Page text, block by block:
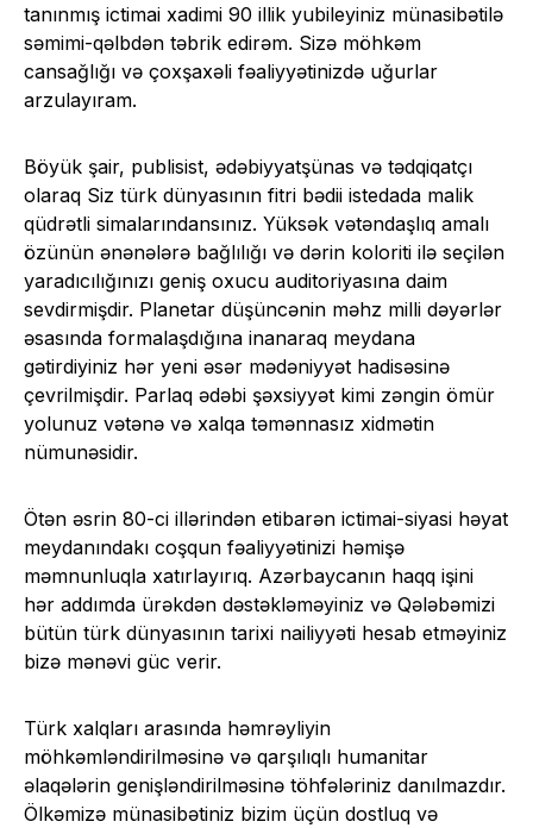
tanınmış ictimai xadimi 90 illik yubileyiniz münasibətilə
səmimi-qəlbdən təbrik edirəm. Sizə möhkəm
cansağlığı və çoxşaxəli fəaliyyətinizdə uğurlar
arzulayıram.
Böyük şair, publisist, ədəbiyyatşünas və tədqiqatçı
olaraq Siz türk dünyasının fitri bədii istedada malik
qüdrətli simalarındansınız. Yüksək vətəndaşlıq amalı
özünün ənənələrə bağlılığı və dərin koloriti ilə seçilən
yaradıcılığınızı geniş oxucu auditoriyasına daim
sevdirmişdir. Planetar düşüncənin məhz milli dəyərlər
əsasında formalaşdığına inanaraq meydana
gətirdiyiniz hər yeni əsər mədəniyyət hadisəsinə
çevrilmişdir. Parlaq ədəbi şəxsiyyət kimi zəngin ömür
yolunuz vətənə və xalqa təmənnasız xidmətin
nümunəsidir.
Ötən əsrin 80-ci illərindən etibarən ictimai-siyasi həyat
meydanındakı coşqun fəaliyyətinizi həmişə
məmnunluqla xatırlayırıq. Azərbaycanın haqq işini
hər addımda ürəkdən dəstəkləməyiniz və Qələbəmizi
bütün türk dünyasının tarixi nailiyyəti hesab etməyiniz
bizə mənəvi güc verir.
Türk xalqları arasında həmrəyliyin
möhkəmləndirilməsinə və qarşılıqlı humanitar
əlaqələrin genişləndirilməsinə töhfələriniz danılmazdır.
Ölkəmizə münasibətiniz bizim üçün dostluq və